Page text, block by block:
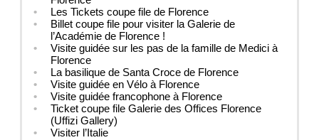
Les Tickets coupe file de Florence
Billet coupe file pour visiter la Galerie de
l’Académie de Florence !
Visite guidée sur les pas de la famille de Medici à
Florence
La basilique de Santa Croce de Florence
Visite guidée en Vélo à Florence
Visite guidée francophone à Florence
Ticket coupe file Galerie des Offices Florence
(Uffizi Gallery)
Visiter l’Italie